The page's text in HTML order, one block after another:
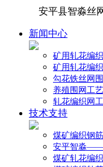
安平县智淼丝
新闻中心
矿用轧花编
矿用轧花编
勾花铁丝网
养殖围网工
轧花编织网
技术支持
煤矿编织钢
安平智淼——
煤矿轧花编